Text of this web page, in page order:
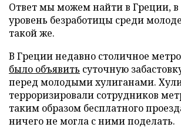
Ответ мы можем найти в Греции, в
уровень безработицы среди
такой же.
В Греции недавно столичное метро
было объявить суточную
перед молодыми хулиганами.
терроризировали сотрудников
таким образом бесплатного
ничего не могла с ними поделать.